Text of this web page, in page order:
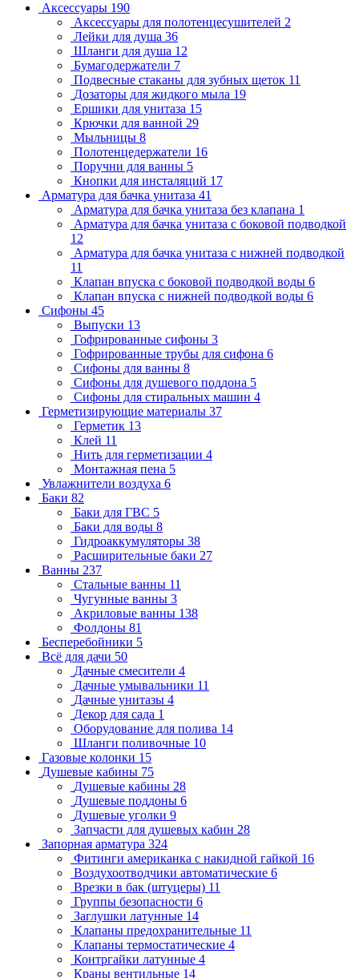
Аксессуары 190
Аксессуары для полотенцесушителей 2
Лейки для душа 36
Шланги для душа 12
Бумагодержатели 7
Подвесные стаканы для зубных щеток 11
Дозаторы для жидкого мыла 19
Ершики для унитаза 15
Крючки для ванной 29
Мыльницы 8
Полотенцедержатели 16
Поручни для ванны 5
Кнопки для инсталяций 17
Арматура для бачка унитаза 41
Арматура для бачка унитаза без клапана 1
Арматура для бачка унитаза с боковой подводкой
12
Арматура для бачка унитаза с нижней подводкой
11
Клапан впуска с боковой подводкой воды 6
Клапан впуска с нижней подводкой воды 6
Сифоны 45
Выпуски 13
Гофрированные сифоны 3
Гофрированные трубы для сифона 6
Сифоны для ванны 8
Сифоны для душевого поддона 5
Сифоны для стиральных машин 4
Герметизирующие материалы 37
Герметик 13
Клей 11
Нить для герметизации 4
Монтажная пена 5
Увлажнители воздуха 6
Баки 82
Баки для ГВС 5
Баки для воды 8
Гидроаккумуляторы 38
Расширительные баки 27
Ванны 237
Стальные ванны 11
Чугунные ванны 3
Акриловые ванны 138
Фолдоны 81
Бесперебойники 5
Всё для дачи 50
Дачные смесители 4
Дачные умывальники 11
Дачные унитазы 4
Декор для сада 1
Оборудование для полива 14
Шланги поливочные 10
Газовые колонки 15
Душевые кабины 75
Душевые кабины 28
Душевые поддоны 6
Душевые уголки 9
Запчасти для душевых кабин 28
Запорная арматура 324
Фитинги американка с накидной гайкой 16
Воздухоотводчики автоматические 6
Врезки в бак (штуцеры) 11
Группы безопасности 6
Заглушки латунные 14
Клапаны предохранительные 11
Клапаны термостатические 4
Контргайки латунные 4
Краны вентильные 14